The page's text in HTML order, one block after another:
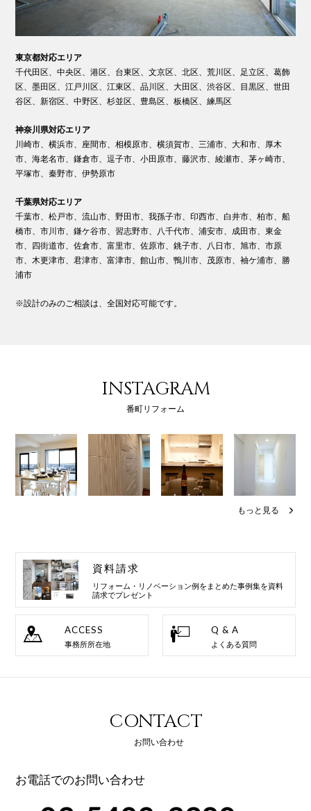
東京都対応エリア
千代田区、中央区、港区、台東区、文京区、北区、荒川区、足立区、葛飾
区、墨田区、江戸川区、江東区、品川区、大田区、渋谷区、目黒区、世田
谷区、新宿区、中野区、杉並区、豊島区、板橋区、練馬区
神奈川県対応エリア
川崎市、横浜市、座間市、相模原市、横須賀市、三浦市、大和市、厚木
市、海老名市、鎌倉市、逗子市、小田原市、藤沢市、綾瀬市、茅ヶ崎市、
平塚市、秦野市、伊勢原市
千葉県対応エリア
千葉市、松戸市、流山市、野田市、我孫子市、印西市、白井市、柏市、船
橋市、市川市、鎌ケ谷市、習志野市、八千代市、浦安市、成田市、東金
市、四街道市、佐倉市、富里市、佐原市、銚子市、八日市、旭市、市原
市、木更津市、君津市、富津市、館山市、鴨川市、茂原市、袖ケ浦市、勝
浦市
※設計のみのご相談は、全国対応可能です。
INSTAGRAM
番町リフォーム
もっと見る
資料請求
リフォーム・リノベーション例を まとめた事例集を資料
請求でプレゼント
ACCESS
事務所所在地
Q & A
よくある質問
CONTACT
お問い合わせ
お電話でのお問い合わせ